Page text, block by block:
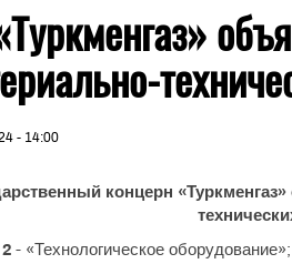
- 14:00
концерн
- «Технологическое оборудование»;